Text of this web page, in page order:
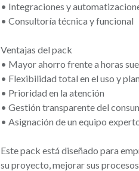
• Integraciones y
• Consultoría técnica y funcional
Ventajas del pack
• Mayor ahorro frente a horas
• Flexibilidad total en el uso y
• Prioridad en la atención
• Gestión transparente del
• Asignación de un equipo
Este pack está diseñado para
su proyecto, mejorar sus